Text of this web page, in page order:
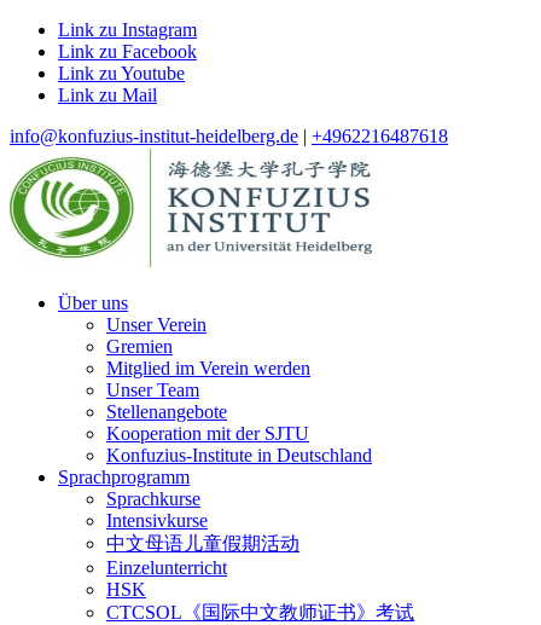
Link zu Instagram
Link zu Facebook
Link zu Youtube
Link zu Mail
info@konfuzius-institut-heidelberg.de | +4962216487618
Über uns
Unser Verein
Gremien
Mitglied im Verein werden
Unser Team
Stellenangebote
Kooperation mit der SJTU
Konfuzius-Institute in Deutschland
Sprachprogramm
Sprachkurse
Intensivkurse
中文母语儿童假期活动
Einzelunterricht
HSK
CTCSOL《国际中文教师证书》考试